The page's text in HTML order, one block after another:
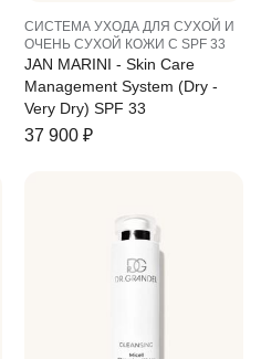
СИСТЕМА УХОДА ДЛЯ СУХОЙ И
ОЧЕНЬ СУХОЙ КОЖИ С SPF 33
JAN MARINI - Skin Care
Management System (Dry -
Very Dry) SPF 33
37 900 ₽